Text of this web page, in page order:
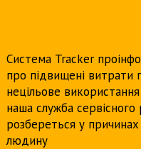
Система Tracker
про підвищені витрати
нецільове
наша служба сервісного
розбереться у
людину